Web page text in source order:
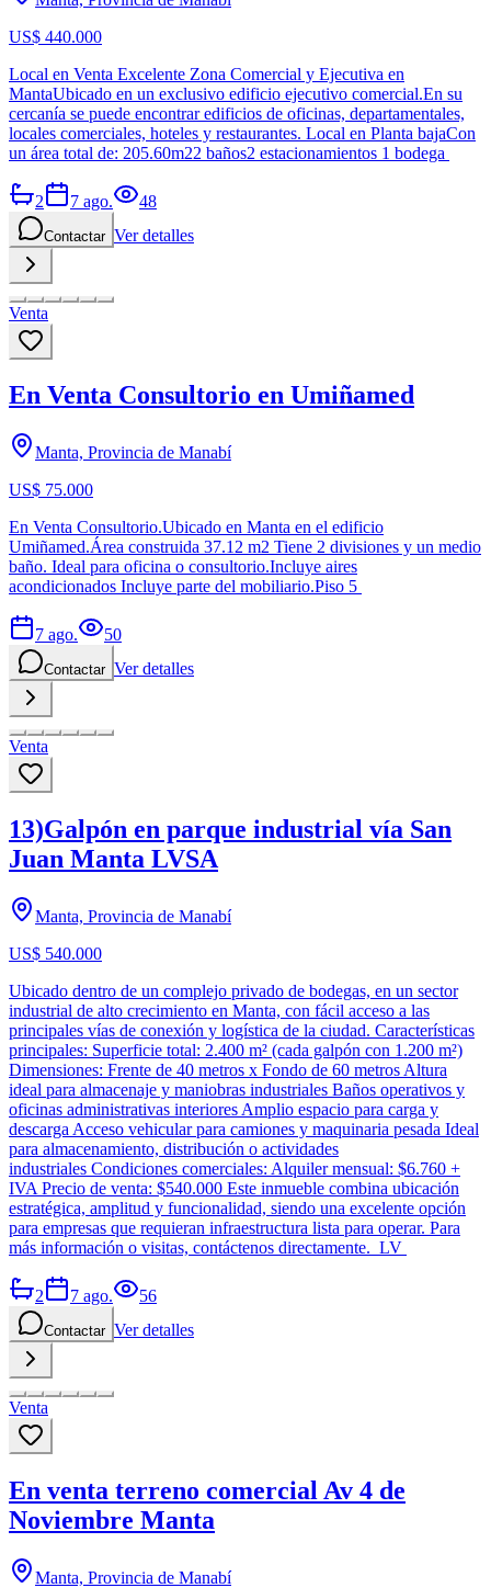
US$ 440.000
Local en Venta Excelente Zona Comercial y Ejecutiva en
MantaUbicado en un exclusivo edificio ejecutivo comercial.En su
cercanía se puede encontrar edificios de oficinas, departamentales,
locales comerciales, hoteles y restaurantes. Local en Planta bajaCon
un área total de: 205.60m22 baños2 estacionamientos 1 bodega
2 7 ago. 48
Contactar Ver detalles
Venta
En Venta Consultorio en Umiñamed
Manta, Provincia de Manabí
US$ 75.000
En Venta Consultorio.Ubicado en Manta en el edificio
Umiñamed.Área construida 37.12 m2 Tiene 2 divisiones y un medio
baño. Ideal para oficina o consultorio.Incluye aires
acondicionados Incluye parte del mobiliario.Piso 5
7 ago. 50
Contactar Ver detalles
Venta
13)Galpón en parque industrial vía San
Juan Manta LVSA
Manta, Provincia de Manabí
US$ 540.000
Ubicado dentro de un complejo privado de bodegas, en un sector
industrial de alto crecimiento en Manta, con fácil acceso a las
principales vías de conexión y logística de la ciudad. Características
principales: Superficie total: 2.400 m² (cada galpón con 1.200 m²)
Dimensiones: Frente de 40 metros x Fondo de 60 metros Altura
ideal para almacenaje y maniobras industriales Baños operativos y
oficinas administrativas interiores Amplio espacio para carga y
descarga Acceso vehicular para camiones y maquinaria pesada Ideal
para almacenamiento, distribución o actividades
industriales Condiciones comerciales: Alquiler mensual: $6.760 +
IVA Precio de venta: $540.000 Este inmueble combina ubicación
estratégica, amplitud y funcionalidad, siendo una excelente opción
para empresas que requieran infraestructura lista para operar. Para
más información o visitas, contáctenos directamente. LV
2 7 ago. 56
Contactar Ver detalles
Venta
En venta terreno comercial Av 4 de
Noviembre Manta
Manta, Provincia de Manabí